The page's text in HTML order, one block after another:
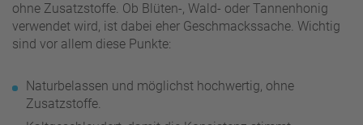
ohne Zusatzstoffe. Ob Blüten-, Wald- oder Tannenhonig
verwendet wird, ist dabei eher Geschmackssache. Wichtig
sind vor allem diese Punkte:
Naturbelassen und möglichst hochwertig, ohne
Zusatzstoffe.